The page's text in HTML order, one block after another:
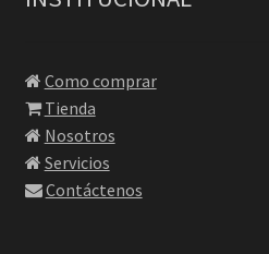
Como comprar
Tienda
Nosotros
Servicios
Contáctenos